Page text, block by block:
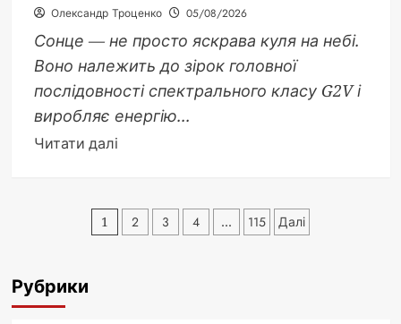
Олександр Троценко 05/08/2026
Сонце — не просто яскрава куля на небі.
Воно належить до зірок головної
послідовності спектрального класу G2V і
виробляє енергію...
Читати даліДокладніше
це
зірка:
Пагінація
1 2 3 4 … 115 Далі
Рубрики